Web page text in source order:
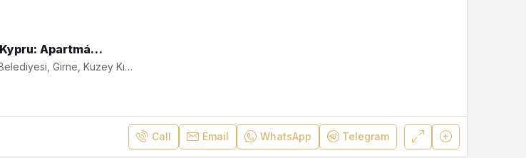
Nemovitosti na Severním Kypru: Apartmán s bazénem v Laptě blízko Kyrenie SA-2446
Lapta, Lapta-Alsancak-Çamlıbel Belediyesi, Girne, Kuzey Kıbrıs, Κύπρος - Kıbrıs
Call Email WhatsApp Telegram